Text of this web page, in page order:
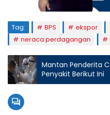
Tag: BPS ekspor
neraca perdagangan
Mantan Penderita
Penyakit Berikut Ini